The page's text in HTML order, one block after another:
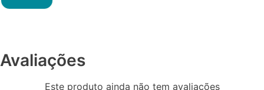
Avaliações
Este produto ainda não tem avaliações